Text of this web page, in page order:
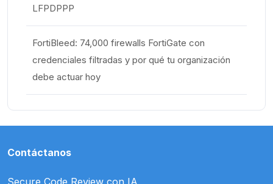
LFPDPPP
FortiBleed: 74,000 firewalls FortiGate con
credenciales filtradas y por qué tu organización
debe actuar hoy
Contáctanos